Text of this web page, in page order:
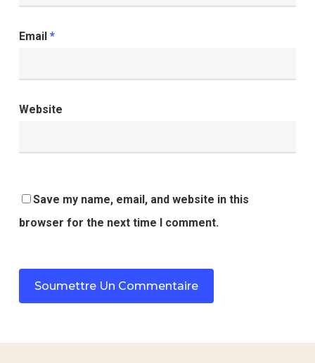
Email *
Website
Save my name, email, and website in this
browser for the next time I comment.